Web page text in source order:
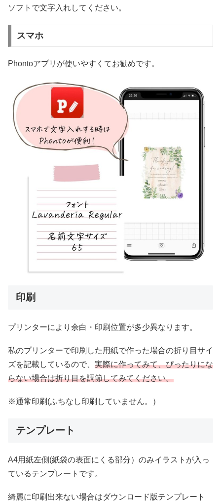
ソフトで文字入れしてください。
スマホ
Phontoアプリが使いやすくてお勧めです。
印刷
プリンターにより余白・印刷位置が多少異なります。
私のプリンターで印刷した用紙で作った場合の折り目サイ
ズを記載しているので、 実際に作ってみて、ぴったりにな
らない場合は折り目を調節してみてください。
※通常印刷(ふちなし印刷していません。）
テンプレート
A4用紙左側(紙袋の表面にくる部分）のみイラストが入っ
ているテンプレートです。
綺麗に印刷出来ない場合はダウンロード版テンプレート